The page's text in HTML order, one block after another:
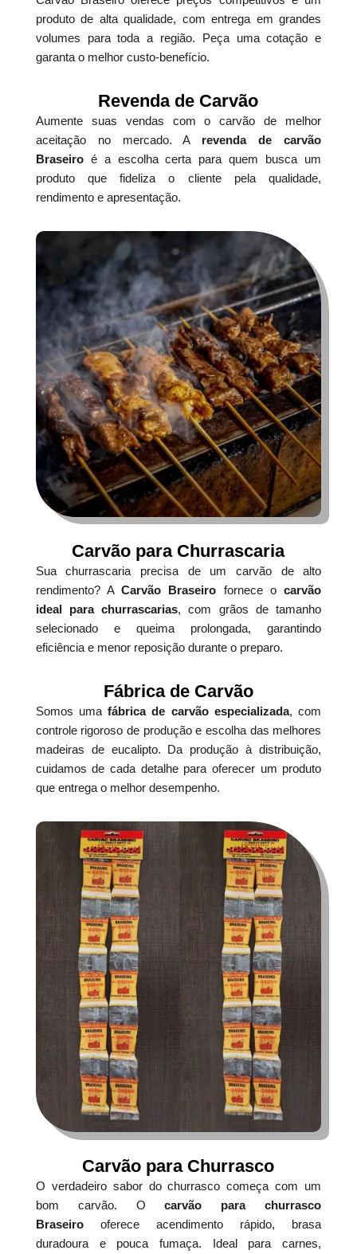
produto de alta qualidade, com entrega em grandes
volumes para toda a região. Peça uma cotação e
garanta o melhor custo-benefício.
Revenda de Carvão
Aumente suas vendas com o carvão de melhor
aceitação no mercado. A revenda de carvão
Braseiroé a escolha certa para quem busca um
produto que fideliza o cliente pela qualidade,
rendimento e apresentação.
Carvão para Churrascaria
Sua churrascaria precisa de um carvão de alto
rendimento? ACarvão Braseiro fornece ocarvão
ideal para churrascarias, com grãos de tamanho
selecionado e queima prolongada, garantindo
eficiência e menor reposição durante o preparo.
Fábrica de Carvão
Somos umafábrica de carvão especializada, com
controle rigoroso de produção e escolha das melhores
madeiras de eucalipto. Da produção à distribuição,
cuidamos de cada detalhe para oferecer um produto
que entrega o melhor desempenho.
Carvão para Churrasco
O verdadeiro sabor do churrasco começa com um
bom carvão. Ocarvão para churrasco
Braseirooferece acendimento rápido, brasa
duradoura e pouca fumaça. Ideal para carnes,